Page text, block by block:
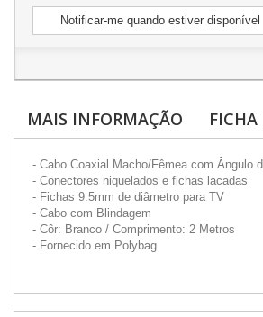
Notificar-me quando estiver disponível
MAIS INFORMAÇÃO
- Cabo Coaxial Macho/Fêmea com Ângulo
- Conectores niquelados e fichas lacadas
- Fichas 9.5mm de diâmetro para TV
- Cabo com Blindagem
- Côr: Branco / Comprimento: 2 Metros
- Fornecido em Polybag